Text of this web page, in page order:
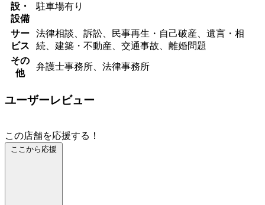
設・
設備
駐車場有り
サー
ビス
法律相談、訴訟、民事再生・自己破産、遺言・相
続、建築・不動産、交通事故、離婚問題
その
他
弁護士事務所、法律事務所
ユーザーレビュー
この店舗を応援する！
ここから応援